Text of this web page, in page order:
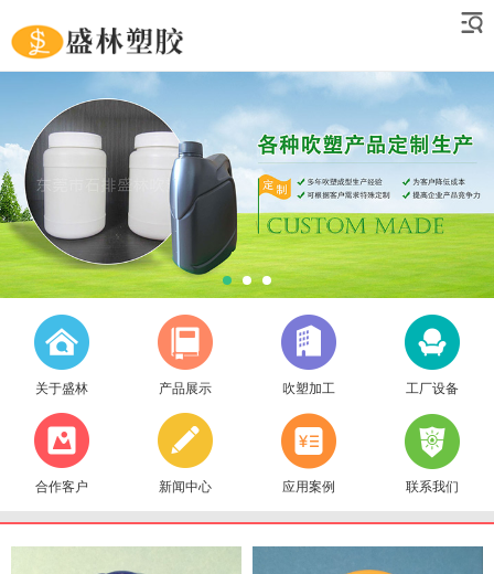
关于盛林 产品展示 吹塑加工 工厂设备
合作客户 新闻中心 应用案例 联系我们